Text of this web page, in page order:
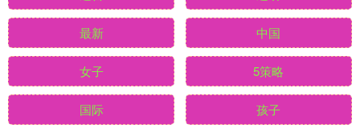
最新 中国
女子 5策略
国际 孩子